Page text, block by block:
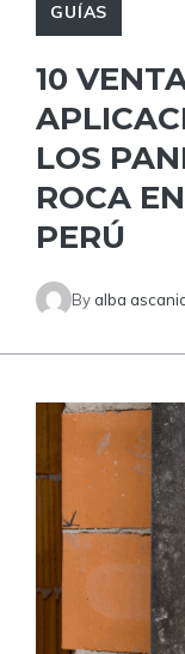
GUÍAS
10
LOS
ROCA
PERÚ
By alba